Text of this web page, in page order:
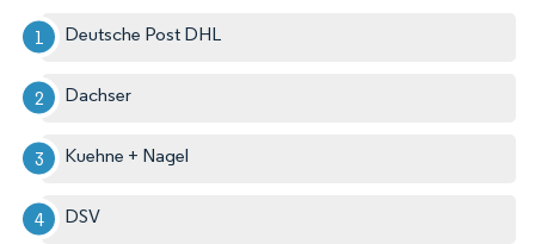
Deutsche Post DHL
Dachser
Kuehne + Nagel
DSV